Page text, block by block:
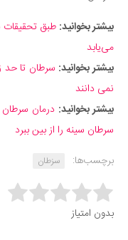
بیشتر بخوانید: طبق
می‌یابد
بیشتر بخوانید: سرطان تا حد
نمی دانند
بیشتر بخوانید: درمان
سرطان سینه را از بین ببرد
برچسب‌ها:
سزطان
Rate this item:
بدون امتیاز